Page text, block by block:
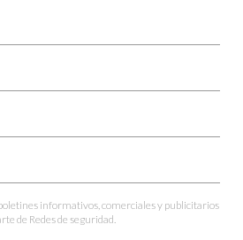
informativos, comerciales y publicitarios
de Redes de seguridad.